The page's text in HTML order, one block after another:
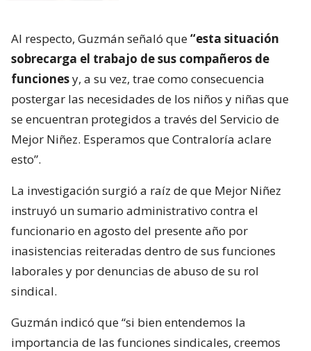
Al respecto, Guzmán señaló que“esta situación
sobrecarga el trabajo de sus compañeros de
funcionesy, a su vez, trae como consecuencia
postergar las necesidades de los niños y niñas que
se encuentran protegidos a través del Servicio de
Mejor Niñez. Esperamos que Contraloría aclare
esto”.
La investigación surgió a raíz de que Mejor Niñez
instruyó un sumario administrativo contra el
funcionario en agosto del presente año por
inasistencias reiteradas dentro de sus funciones
laborales y por denuncias de abuso de su rol
sindical.
Guzmán indicó que “si bien entendemos la
importancia de las funciones sindicales, creemos